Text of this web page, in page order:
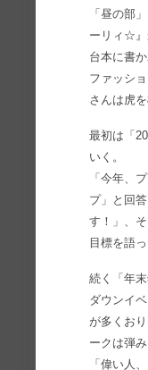
「昼の部
ーリィ☆』
台本に書
ファッシ
さんは虎
最初は「
いく。
「今年、
プ」と回
す！」、
目標を語っ
続く「年
ダウンイ
が多くお
ークは弾
「偉い人